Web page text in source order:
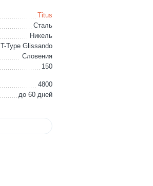
Titus
Сталь
Никель
T-Type Glissando
Словения
150
4800
до 60 дней